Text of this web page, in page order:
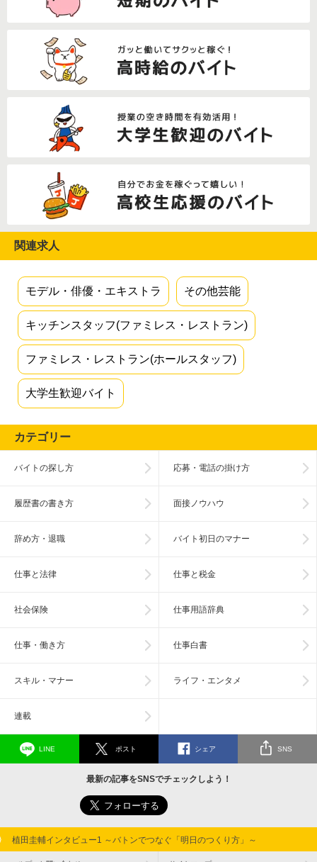
関連求人
モデル・俳優・エキストラ その他芸能
キッチンスタッフ(ファミレス・レストラン)
ファミレス・レストラン(ホールスタッフ)
大学生歓迎バイト
カテゴリー
バイトの探し方 応募・電話の掛け方
履歴書の書き方 面接ノウハウ
辞め方・退職 バイト初日のマナー
仕事と法律 仕事と税金
社会保険 仕事用語辞典
仕事・働き方 仕事白書
スキル・マナー ライフ・エンタメ
連載
LINE ポスト シェア SNS
最新の記事をSNSでチェックしよう！
植田圭輔インタビュー1 ～バトンでつなぐ「明日のつくり方」～